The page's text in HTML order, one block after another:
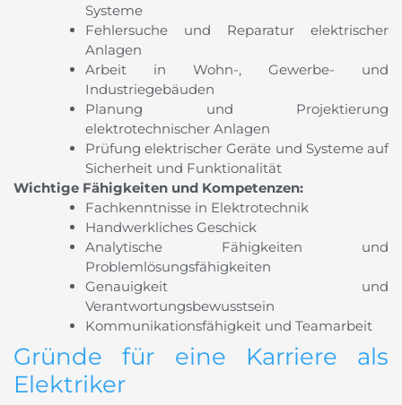
Systeme
Fehlersuche und Reparatur elektrischer
Anlagen
Arbeit in Wohn-, Gewerbe- und
Industriegebäuden
Planung und Projektierung
elektrotechnischer Anlagen
Prüfung elektrischer Geräte und Systeme auf
Sicherheit und Funktionalität
Wichtige Fähigkeiten und Kompetenzen:
Fachkenntnisse in Elektrotechnik
Handwerkliches Geschick
Analytische Fähigkeiten und
Problemlösungsfähigkeiten
Genauigkeit und
Verantwortungsbewusstsein
Kommunikationsfähigkeit und Teamarbeit
Gründe für eine Karriere als
Elektriker